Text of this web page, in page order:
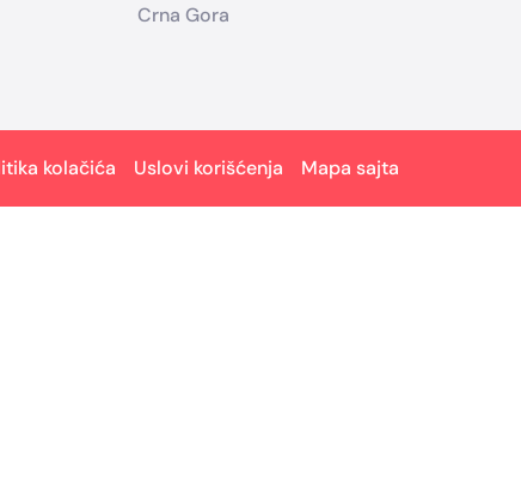
Crna Gora
kolačića Uslovi korišćenja Mapa sajta